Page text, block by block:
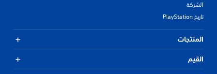
الشركة
تاريخ PlayStation
المنتجات
القيم